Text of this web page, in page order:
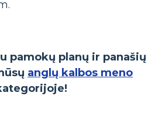
pamokų planų ir panašių
anglų kalbos meno